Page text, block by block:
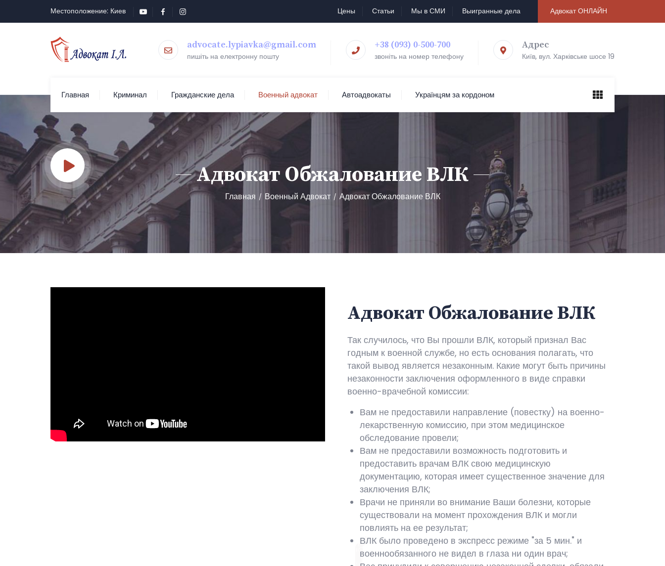
Местоположение: Киев Цены Статьи Мы в СМИ Выигранные дела Адвокат ОНЛАЙН
advocate.lypiavka@gmail.com
пишіть на електронну пошту
+38 (093) 0-500-700
звоніть на номер телефону
Адрес
Київ, вул. Харківське шосе 19
Главная Криминал Гражданские дела Военный адвокат Автоадвокаты Українцям за кордоном
Адвокат Обжалование ВЛК
Главная / Военный Адвокат/ Адвокат Обжалование ВЛК
Адвокат Обжалование ВЛК
Так случилось, что Вы прошли ВЛК, который признал Вас
годным к военной службе, но есть основания полагать, что
такой вывод является незаконным. Какие могут быть причины
незаконности заключения оформленного в виде справки
военно-врачебной комиссии:
Вам не предоставили направление (повестку) на военно-
лекарственную комиссию, при этом медицинское
обследование провели;
Вам не предоставили возможность подготовить и
предоставить врачам ВЛК свою медицинскую
документацию, которая имеет существенное значение для
заключения ВЛК;
Врачи не приняли во внимание Ваши болезни, которые
существовали на момент прохождения ВЛК и могли
повлиять на ее результат;
ВЛК было проведено в экспресс режиме "за 5 мин." и
военнообязанного не видел в глаза ни один врач;